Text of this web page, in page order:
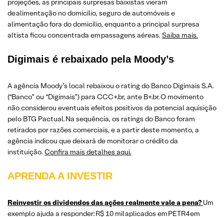
projeções, as principais surpresas baixistas vieram
de alimentação no domicílio, seguro de automóveis e
alimentação fora do domicílio, enquanto a principal surpresa
altista ficou concentrada em passagens aéreas. Saiba mais.
Digimais é rebaixado pela Moody’s
A agência Moody’s local rebaixou o rating do Banco Digimais S.A.
(“Banco” ou “Digimais”) para CCC+.br, ante B+.br.O movimento
não considerou eventuais efeitos positivos da potencial aquisição
pelo BTG Pactual.Na sequência, os ratings do Banco foram
retirados por razões comerciais, e a partir deste momento, a
agência indicou que deixará de monitorar o crédito da
instituição. Confira mais detalhes aqui.
APRENDA A INVESTIR
Reinvestir os dividendos das ações realmente vale a pena? Um
exemplo ajuda a responder: R$ 10 mil aplicados em PETR4 em